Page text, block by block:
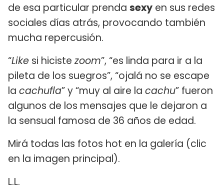
de esa particular prenda sexy en sus redes
sociales días atrás, provocando también
mucha repercusión.
“Like si hiciste zoom”, “es linda para ir a la
pileta de los suegros”, “ojalá no se escape
la cachufla” y “muy al aire la cachu” fueron
algunos de los mensajes que le dejaron a
la sensual famosa de 36 años de edad.
Mirá todas las fotos hot en la galería (clic
en la imagen principal).
L.L.